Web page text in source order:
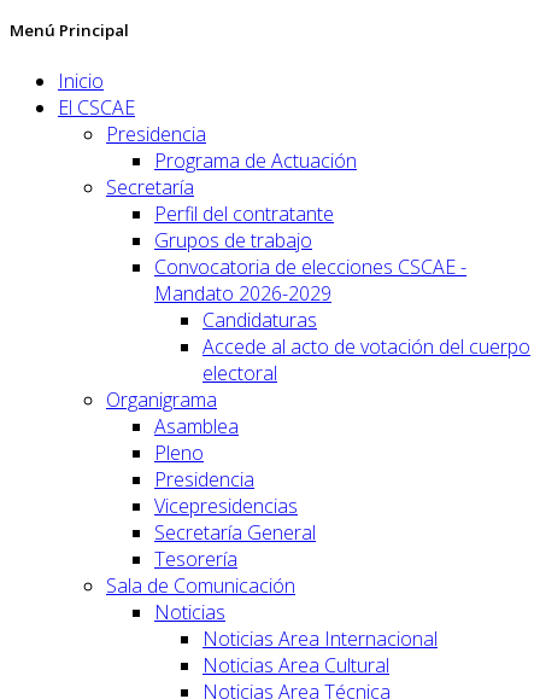
Menú Principal
Inicio
El CSCAE
Presidencia
Programa de Actuación
Secretaría
Perfil del contratante
Grupos de trabajo
Convocatoria de elecciones CSCAE -
Mandato 2026-2029
Candidaturas
Accede al acto de votación del cuerpo
electoral
Organigrama
Asamblea
Pleno
Presidencia
Vicepresidencias
Secretaría General
Tesorería
Sala de Comunicación
Noticias
Noticias Area Internacional
Noticias Area Cultural
Noticias Area Técnica